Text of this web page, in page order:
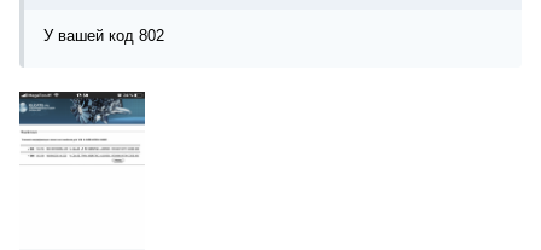
У вашей код 802